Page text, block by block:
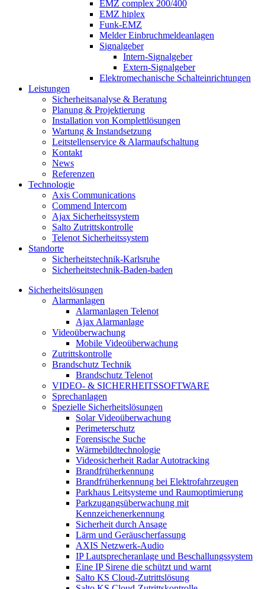
EMZ complex 200/400
EMZ hiplex
Funk-EMZ
Melder Einbruchmeldeanlagen
Signalgeber
Intern-Signalgeber
Extern-Signalgeber
Elektromechanische Schalteinrichtungen
Leistungen
Sicherheitsanalyse & Beratung
Planung & Projektierung​
Installation von Komplettlösungen
Wartung & Instandsetzung
Leitstellenservice & Alarmaufschaltung
Kontakt
News
Referenzen
Technologie
Axis Communications
Commend Intercom
Ajax Sicherheitssystem​
Salto Zutrittskontrolle
Telenot Sicherheitssystem
Standorte
Sicherheitstechnik-Karlsruhe
Sicherheitstechnik-Baden-baden
Sicherheitslösungen
Alarmanlagen
Alarmanlagen Telenot
Ajax Alarmanlage
Videoüberwachung
Mobile Videoüberwachung
Zutrittskontrolle
Brandschutz Technik
Brandschutz Telenot
VIDEO- & SICHERHEITSSOFTWARE
Sprechanlagen
Spezielle Sicherheitslösungen
Solar Videoüberwachung
Perimeterschutz
Forensische Suche
Wärmebildtechnologie
Videosicherheit Radar Autotracking​
Brandfrüherkennung
Brandfrüherkennung bei Elektrofahrzeugen
Parkhaus Leitsysteme und Raumoptimierung
Parkzugangsüberwachung mit
Kennzeichenerkennung
Sicherheit durch Ansage
Lärm und Geräuscherfassung
AXIS Netzwerk-Audio
IP Lautsprecheranlage und Beschallungssystem
Eine IP Sirene die schützt und warnt
Salto KS Cloud-Zutrittslösung